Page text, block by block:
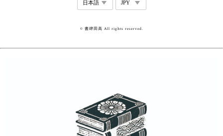
© 書肆田高 All rights reserved.